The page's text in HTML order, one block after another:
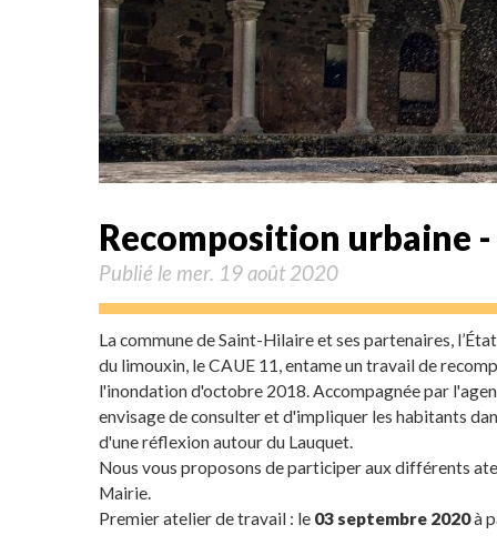
Recomposition urbaine
Publié le mer. 19 août 2020
La commune de Saint-Hilaire et ses partenaires,
du limouxin, le CAUE 11, entame un travail de
l'inondation d'octobre 2018. Accompagnée par
envisage de consulter et d'impliquer les habitants
d'une réflexion autour du Lauquet.
Nous vous proposons de participer aux différents
Mairie.
Premier atelier de travail : le 03 septembre 2020à